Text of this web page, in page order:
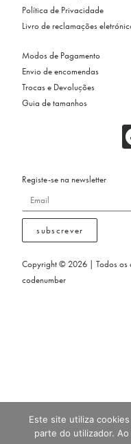
Política de Privacidade
Livro de reclamações
Modos de Pagamento
Envio de encomendas
Trocas e Devoluções
Guia de tamanhos
Registe-se na newsletter
subscrever
Copyright © 2026 | Todos os
codenumber
Este site utiliza
parte do utilizador.